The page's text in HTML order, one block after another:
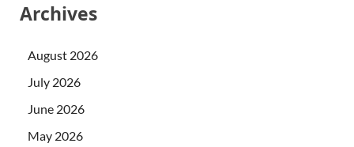
Archives
August 2026
July 2026
June 2026
May 2026